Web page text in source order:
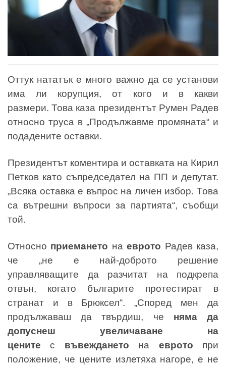
Оттук нататък е много важно да се установи
има ли корупция, от кого и в какви
размери. Това каза президентът Румен Радев
относно труса в „Продължавме промяната“ и
подадените оставки.
Президентът коментира и оставката на Кирил
Петков като съпредседател на ПП и депутат.
„Всяка оставка е въпрос на личен избор. Това
са вътрешни въпроси за партията“, съобщи
той.
Относно приемането наеврото Радев каза,
че „не е най-доброто решение
управляващите да разчитат на подкрепа
отвън, когато българите протестират в
странат и в Брюксел“. „Според мен да
продължаваш да твърдиш, че няма да
допуснеш увеличаване на
цените с въвеждането на еврото при
положение, че цените излетяха нагоре, е не